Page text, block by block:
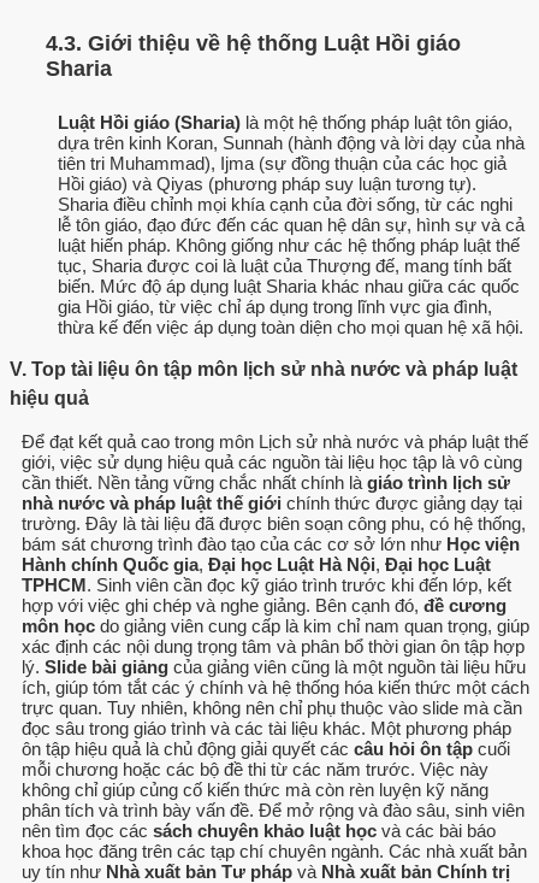
4.3. Giới thiệu về hệ thống Luật Hồi giáo
Sharia
Luật Hồi giáo (Sharia) là một hệ thống pháp luật tôn giáo,
dựa trên kinh Koran, Sunnah (hành động và lời dạy của nhà
tiên tri Muhammad), Ijma (sự đồng thuận của các học giả
Hồi giáo) và Qiyas (phương pháp suy luận tương tự).
Sharia điều chỉnh mọi khía cạnh của đời sống, từ các nghi
lễ tôn giáo, đạo đức đến các quan hệ dân sự, hình sự và cả
luật hiến pháp. Không giống như các hệ thống pháp luật thế
tục, Sharia được coi là luật của Thượng đế, mang tính bất
biến. Mức độ áp dụng luật Sharia khác nhau giữa các quốc
gia Hồi giáo, từ việc chỉ áp dụng trong lĩnh vực gia đình,
thừa kế đến việc áp dụng toàn diện cho mọi quan hệ xã hội.
V. Top tài liệu ôn tập môn lịch sử nhà nước và pháp luật
hiệu quả
Để đạt kết quả cao trong môn Lịch sử nhà nước và pháp luật thế
giới, việc sử dụng hiệu quả các nguồn tài liệu học tập là vô cùng
cần thiết. Nền tảng vững chắc nhất chính là giáo trình lịch sử
nhà nước và pháp luật thế giới chính thức được giảng dạy tại
trường. Đây là tài liệu đã được biên soạn công phu, có hệ thống,
bám sát chương trình đào tạo của các cơ sở lớn như Học viện
Hành chính Quốc gia, Đại học Luật Hà Nội, Đại học Luật
TPHCM. Sinh viên cần đọc kỹ giáo trình trước khi đến lớp, kết
hợp với việc ghi chép và nghe giảng. Bên cạnh đó, đề cương
môn học do giảng viên cung cấp là kim chỉ nam quan trọng, giúp
xác định các nội dung trọng tâm và phân bổ thời gian ôn tập hợp
lý. Slide bài giảng của giảng viên cũng là một nguồn tài liệu hữu
ích, giúp tóm tắt các ý chính và hệ thống hóa kiến thức một cách
trực quan. Tuy nhiên, không nên chỉ phụ thuộc vào slide mà cần
đọc sâu trong giáo trình và các tài liệu khác. Một phương pháp
ôn tập hiệu quả là chủ động giải quyết các câu hỏi ôn tập cuối
mỗi chương hoặc các bộ đề thi từ các năm trước. Việc này
không chỉ giúp củng cố kiến thức mà còn rèn luyện kỹ năng
phân tích và trình bày vấn đề. Để mở rộng và đào sâu, sinh viên
nên tìm đọc các sách chuyên khảo luật học và các bài báo
khoa học đăng trên các tạp chí chuyên ngành. Các nhà xuất bản
uy tín như Nhà xuất bản Tư pháp và Nhà xuất bản Chính trị